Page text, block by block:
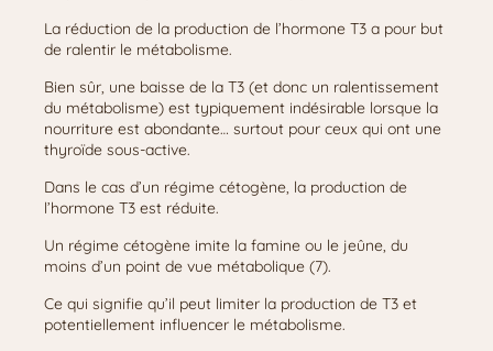
La réduction de la production de l’hormone T3 a pour but
de ralentir le métabolisme.
Bien sûr, une baisse de la T3 (et donc un ralentissement
du métabolisme) est typiquement indésirable lorsque la
nourriture est abondante… surtout pour ceux qui ont une
thyroïde sous-active.
Dans le cas d’un régime cétogène, la production de
l’hormone T3 est réduite.
Un régime cétogène imite la famine ou le jeûne, du
moins d’un point de vue métabolique (7).
Ce qui signifie qu’il peut limiter la production de T3 et
potentiellement influencer le métabolisme.